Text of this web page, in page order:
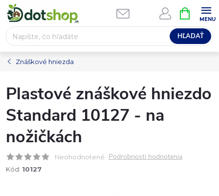
Prejsť
na
obsah
HĽADAŤ
KOŠÍK
Znáškové hniezda
Plastové znáškové hniezdo
Standard 10127 - na
nožičkách
Neohodnotené Podrobnosti hodnotenia
Kód: 10127